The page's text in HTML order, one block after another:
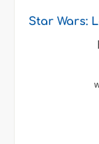
Star Wars: